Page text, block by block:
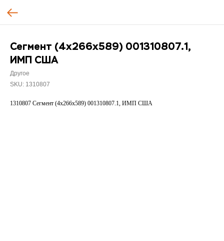
Сегмент (4х266х589) 001310807.1,
ИМП США
Другое
SKU: 1310807
1310807 Сегмент (4х266х589) 001310807.1, ИМП США